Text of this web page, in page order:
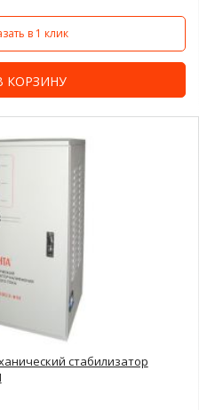
в 1 клик
КОРЗИНУ
стабилизатор